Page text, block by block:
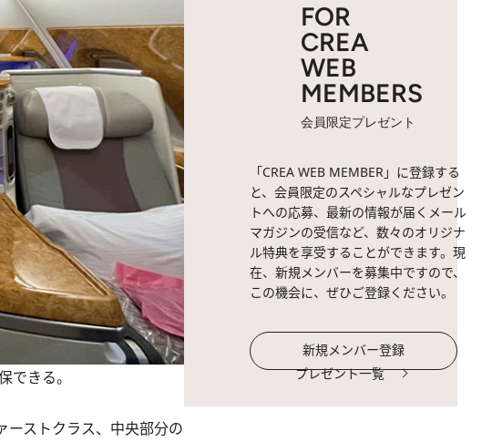
きる。
ストクラス、中央部分の
FOR
CREA
WEB
MEMBERS
会員限定プレゼント
「CREA WEB MEMBER」に登録する
と、会員限定のスペシャルなプレゼン
トへの応募、最新の情報が届くメール
マガジンの受信など、数々のオリジナ
ル特典を享受することができます。現
在、新規メンバーを募集中ですので、
この機会に、ぜひご登録ください。
新規メンバー登録
プレゼント一覧